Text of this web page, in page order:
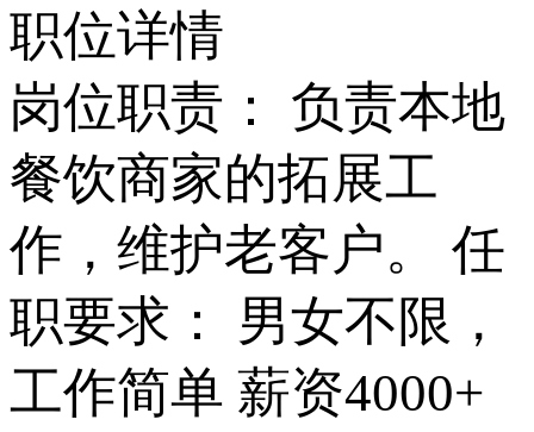
职位详情
岗位职责： 负责本地
餐饮商家的拓展工
作，维护老客户。 任
职要求： 男女不限，
工作简单 薪资4000+